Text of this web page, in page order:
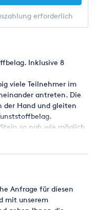
erforderlich
Inklusive 8
viele Teilnehmer im
antreten. Die
der Hand und gleiten
so nah wie möglich
Spiel für
Anfrage für diesen
mit unserem